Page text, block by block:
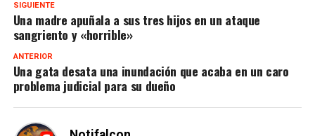
SIGUIENTE
Una madre apuñala a sus tres hijos en un ataque
sangriento y «horrible»
ANTERIOR
Una gata desata una inundación que acaba en un caro
problema judicial para su dueño